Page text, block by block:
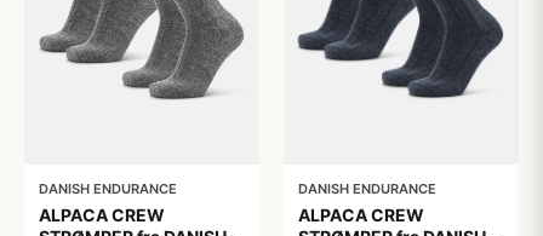
DANISH ENDURANCE
ALPACA CREW
DANISH ENDURANCE
ALPACA CREW